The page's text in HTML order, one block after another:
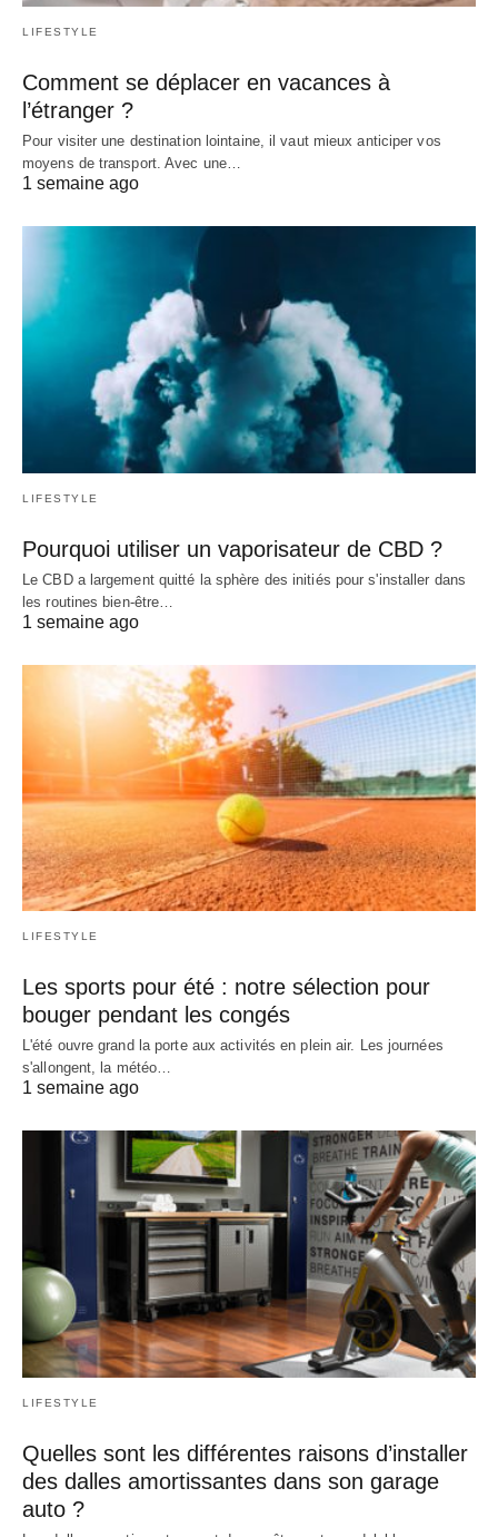
LIFESTYLE
Comment se déplacer en vacances à
l’étranger ?
Pour visiter une destination lointaine, il vaut mieux anticiper vos
moyens de transport. Avec une…
1 semaine ago
LIFESTYLE
Pourquoi utiliser un vaporisateur de CBD ?
Le CBD a largement quitté la sphère des initiés pour s'installer dans
les routines bien-être…
1 semaine ago
LIFESTYLE
Les sports pour été : notre sélection pour
bouger pendant les congés
L'été ouvre grand la porte aux activités en plein air. Les journées
s'allongent, la météo…
1 semaine ago
LIFESTYLE
Quelles sont les différentes raisons d’installer
des dalles amortissantes dans son garage
auto ?